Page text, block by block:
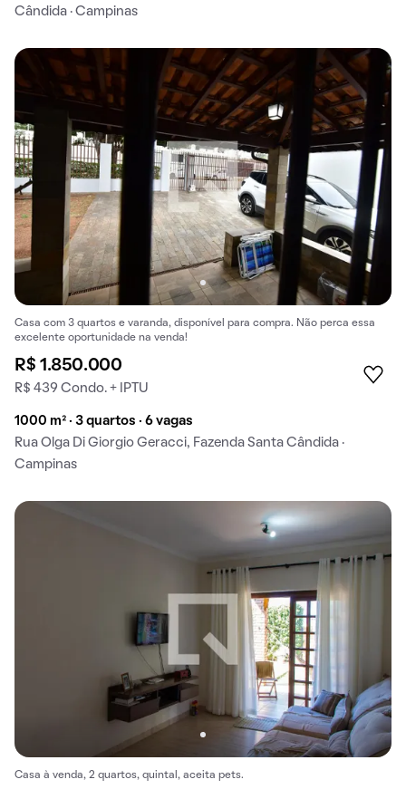
Cândida · Campinas
Casa com 3 quartos e varanda, disponível para compra. Não perca essa
excelente oportunidade na venda!
R$ 1.850.000
R$ 439 Condo. + IPTU
1000 m² · 3 quartos · 6 vagas
Rua Olga Di Giorgio Geracci, Fazenda Santa Cândida ·
Campinas
Casa à venda, 2 quartos, quintal, aceita pets.